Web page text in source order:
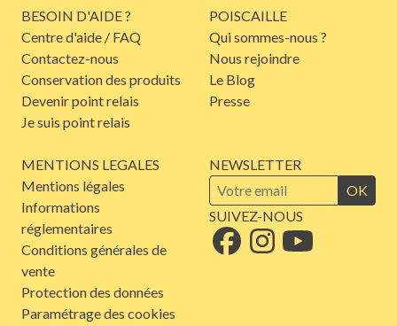
BESOIN D'AIDE ?
Centre d'aide / FAQ
Contactez-nous
Conservation des produits
Devenir point relais
Je suis point relais
POISCAILLE
Qui sommes-nous ?
Nous rejoindre
Le Blog
Presse
MENTIONS LEGALES
Mentions légales
Informations
réglementaires
Conditions générales de
vente
Protection des données
Paramétrage des cookies
NEWSLETTER
OK
SUIVEZ-NOUS